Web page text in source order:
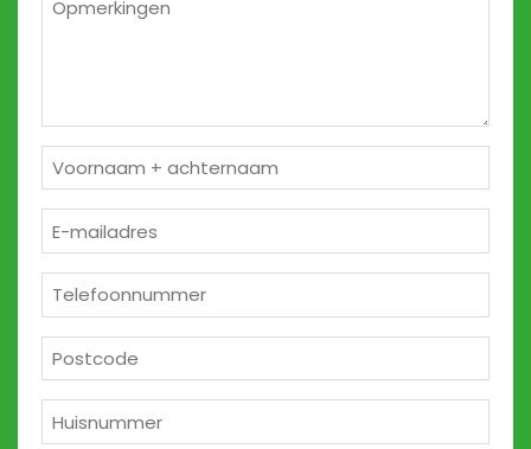
Naam
*
mailadres
*
*
*